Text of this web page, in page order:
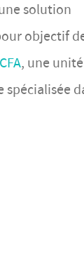
solution
objectif
, une
spécialisée